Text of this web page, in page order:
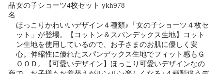
品
名
女の子ショーツ4枚セット ykh978
ほっこりかわいいデザイン４種類♪「女の子ショーツ４枚セ
ット」が登場。【コットン＆スパンデックス生地】コット
ン生地を使用しているので、お子さまのお肌に優しく安
心。伸縮性に優れたスパンデックス生地でフィット感もＧ
ＯＯＤ。【可愛いデザイン】ほっこり可愛いデザインなの